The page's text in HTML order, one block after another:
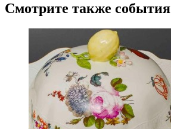
Смотрите также события